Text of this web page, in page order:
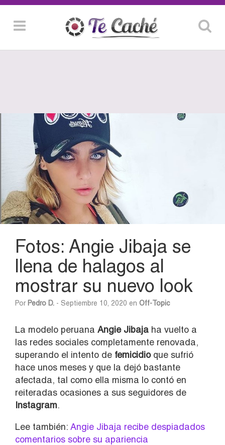
Fotos: Angie Jibaja se
llena de halagos al
mostrar su nuevo look
Por Pedro D. - Septiembre 10, 2020 en Off-Topic
La modelo peruana Angie Jibaja ha vuelto a
las redes sociales completamente renovada,
superando el intento de femicidioque sufrió
hace unos meses y que la dejó bastante
afectada, tal como ella misma lo contó en
reiteradas ocasiones a sus seguidores de
Instagram.
Lee también: Angie Jibaja recibe despiadados
comentarios sobre su apariencia